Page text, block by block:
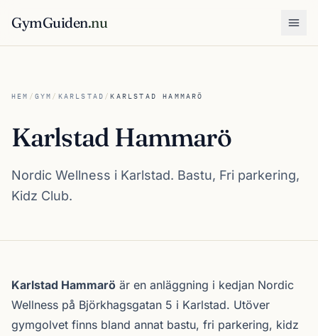
GymGuiden.nu
HEM / GYM / KARLSTAD /KARLSTAD HAMMARÖ
Karlstad Hammarö
Nordic Wellness i Karlstad. Bastu, Fri parkering,
Kidz Club.
Om Karlstad Hammarö
Karlstad Hammarö är en anläggning i kedjan Nordic
Wellness på Björkhagsgatan 5 i Karlstad. Utöver
gymgolvet finns bland annat bastu, fri parkering, kidz